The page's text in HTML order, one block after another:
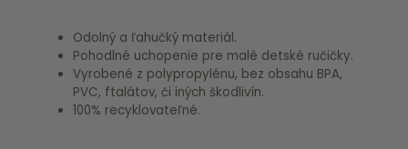
Odolný a ľahučký materiál.
Pohodlné uchopenie pre malé detské ručičky.
Vyrobené z polypropylénu, bez obsahu BPA,
PVC, ftalátov, či iných škodlivín.
100% recyklovateľné.